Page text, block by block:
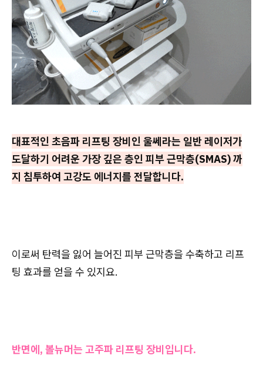
대표적인 초음파 리프팅 장비인 울쎄라는 일반 레이저가
도달하기 어려운 가장 깊은 층인 피부 근막층(SMAS) 까
지 침투하여 고강도 에너지를 전달합니다.
이로써 탄력을 잃어 늘어진 피부 근막층을 수축하고 리프
팅 효과를 얻을 수 있지요.
반면에, 볼뉴머는 고주파 리프팅 장비입니다.